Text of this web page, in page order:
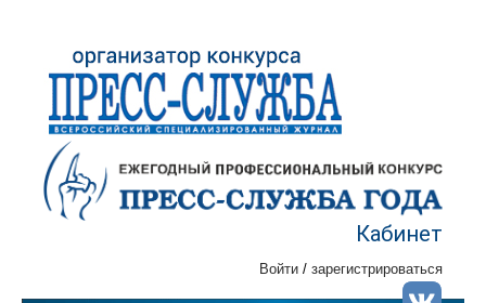
Кабинет
Войти / зарегистрироваться